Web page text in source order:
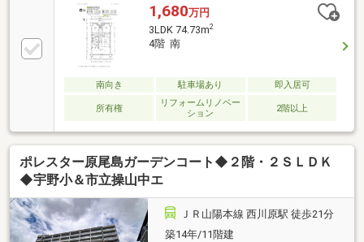
定！ 見学予約する（無料）からご予約下さい】〇●
〇●〇●〇●〇●〇●〇●〇●〇●〇●〇●〇●〇●●リノベー
ション歴あり●敷地内駐車場1台確保可能！●本日の内
覧可能です♪詳細はお気軽にお問い合わせください。
他にも「これはどんな物件？」「住所が知りたい」な
ど、お気兼ねなくお問い合
1,680万円
3LDK 74.73m2
4階 南
南向き 駐車場あり 即入居可
所有権
リフォームリノベー
ション
2階以上
ポレスター原尾島ガーデンコート◆２階・２ＳＬＤＫ
◆宇野小＆市立操山中エ
ＪＲ山陽本線 西川原駅 徒歩21分
築14年/11階建